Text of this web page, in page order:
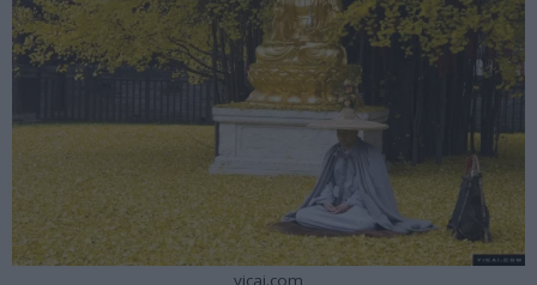
yicai.com